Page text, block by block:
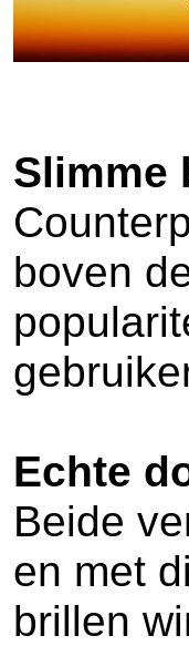
Slimme
boven
Echte
Beide
en met
brillen